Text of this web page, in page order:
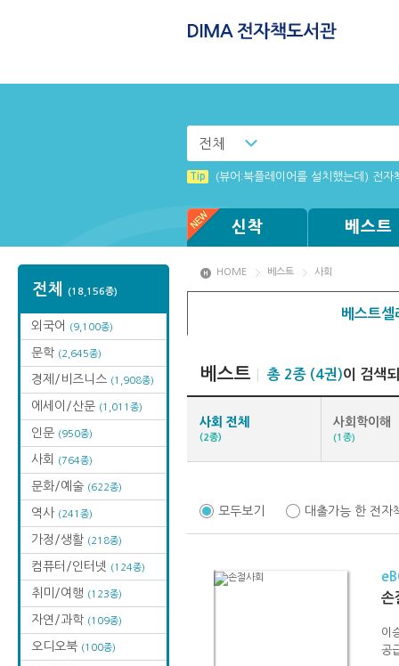
전체
Tip (뷰어:북플레이어를 설치했는데) 전자
신착 베스트
전체 (18,156종)
외국어 (9,100종)
문학 (2,645종)
경제/비즈니스 (1,908종)
에세이/산문 (1,011종)
인문 (950종)
사회 (764종)
문화/예술 (622종)
역사 (241종)
가정/생활 (218종)
컴퓨터/인터넷 (124종)
취미/여행 (123종)
자연/과학 (109종)
오디오북 (100종)
HOME 베스트 사회
베스트
베스트 총 2종 (4권)이 검색
사회 전체
(2종)
사회학이해
(1종)
모두보기 대출가능 한 전자
손
이
공